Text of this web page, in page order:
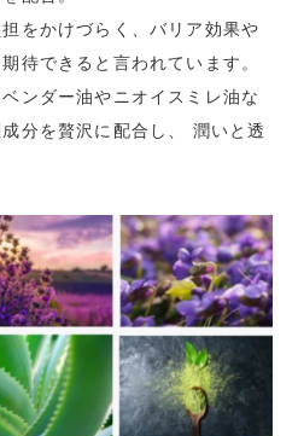
をかけづらく、バリア効果や
待できると言われています。
ンダー油やニオイスミレ油な
分を贅沢に配合し、 潤いと透